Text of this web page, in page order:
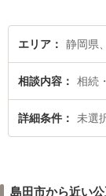
エリア 静岡県
相談内容 相続
詳細条件 未選
島田市から近い